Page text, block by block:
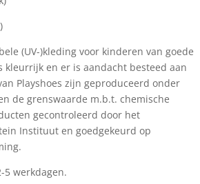
(UV-)kleding voor kinderen van goede
en er is aandacht besteed aan
Playshoes zijn geproduceerd onder
de grenswaarde m.b.t. chemische
gecontroleerd door het
Instituut en goedgekeurd op
werkdagen.